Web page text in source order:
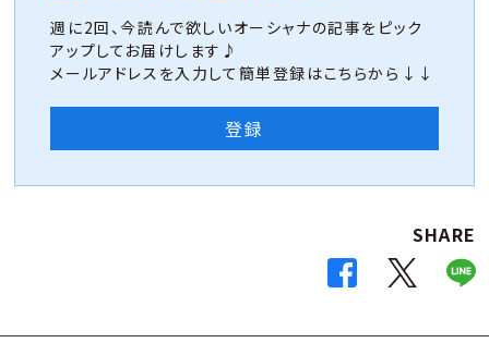
週に2回、今読んで欲しいオーシャナの記事をピック
アップしてお届けします♪
メールアドレスを入力して簡単登録はこちらから↓↓
登録
SHARE